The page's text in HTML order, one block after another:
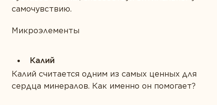
самочувствию.
Микроэлементы
Калий
Калий считается одним из самых ценных для
сердца минералов. Как именно он помогает?